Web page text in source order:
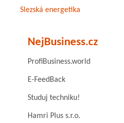
Slezská energetika
NejBusiness.cz
ProfiBusiness.world
E-FeedBack
Studuj techniku!
Hamri Plus s.r.o.